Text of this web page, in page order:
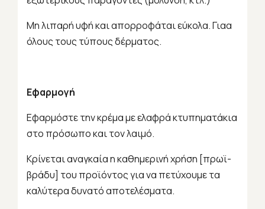
Μη λιπαρή υφή και απορροφάται εύκολα. Γιαα
όλους τους τύπους δέρματος.
Εφαρμογή
Εφαρμόστε την κρέμα με ελαφρά κτυπηματάκια
στο πρόσωπο και τον λαιμό.
Κρίνεται αναγκαία η καθημερινή χρήση [πρωϊ-
βράδυ] του προϊόντος για να πετύχουμε τα
καλύτερα δυνατό αποτελέσματα.